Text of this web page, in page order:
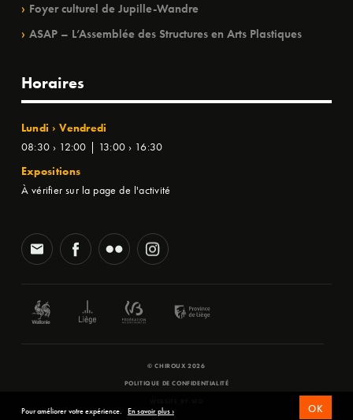
Foyer culturel de Jupille-Wandre
ASAP – L’Assemblée des Structures en Arts Plastiques
Horaires
Lundi › Vendredi
08:30 › 12:00 | 13:00 › 16:30
Expositions
À vérifier sur la page de l'activité
© CHIROUX 2026
POLITIQUE DE CONFIDENTIALITÉ
Pour améliorer votre expérience. En savoir plus › OK